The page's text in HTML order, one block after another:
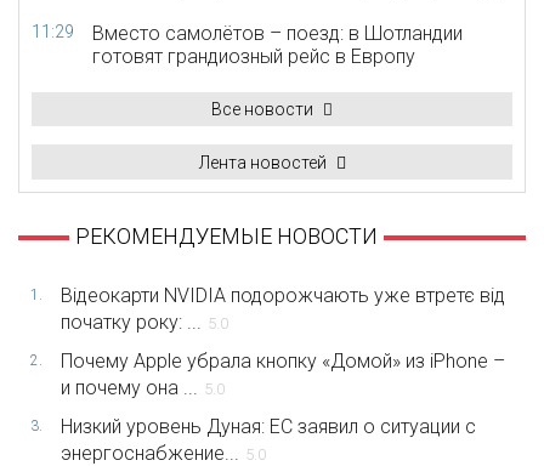
11:29
Вместо самолётов – поезд: в Шотландии
готовят грандиозный рейс в Европу
Все новости
Лента новостей
РЕКОМЕНДУЕМЫЕ НОВОСТИ
1.
Відеокарти NVIDIA подорожчають уже втретє від
початку року: ...
5.0
2.
Почему Apple убрала кнопку «Домой» из iPhone –
и почему она ...
5.0
3.
Низкий уровень Дуная: ЕС заявил о ситуации с
энергоснабжение...
5.0